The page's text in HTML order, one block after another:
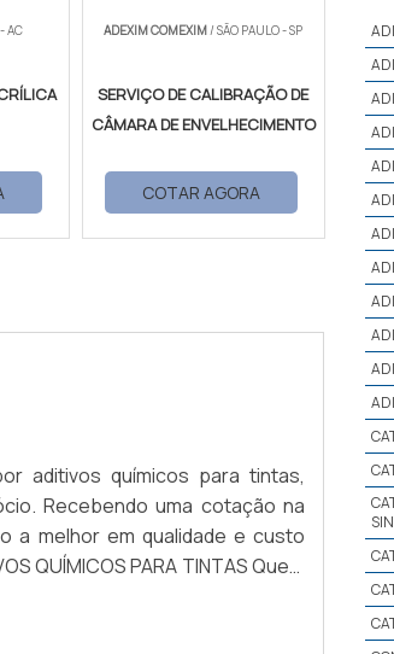
AC ADEXIM COMEXIM/ SÃO PAULO - SP
SERVIÇO DE CALIBRAÇÃO DE
CÂMARA DE ENVELHECIMENTO
COTAR AGORA
aditivos químicos para tintas,
Recebendo uma cotação na
a melhor em qualidade e custo
uma empresa ética, acha a
e fosqueante, oferecendo o